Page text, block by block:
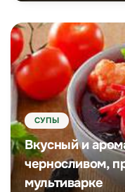
СУПЫ
Вкусный и
черносливом,
мультиварке